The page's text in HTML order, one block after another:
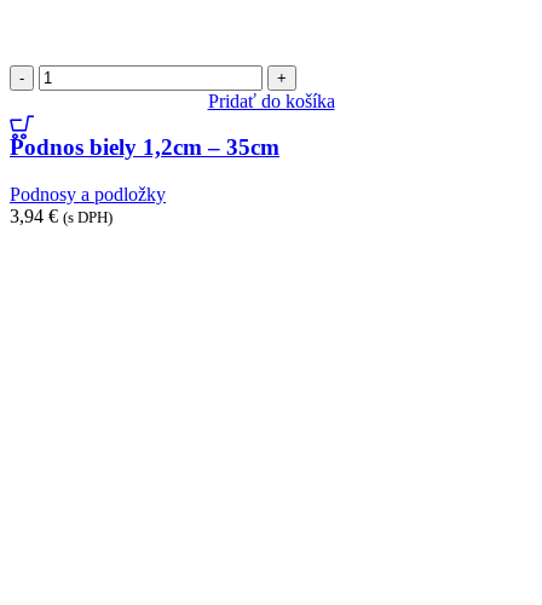
množstvo
Podnos
1,2cm
-
35cm
Pridať do košíka
Podnos biely 1,2cm – 35cm
Podnosy a podložky
3,94 € (s DPH)